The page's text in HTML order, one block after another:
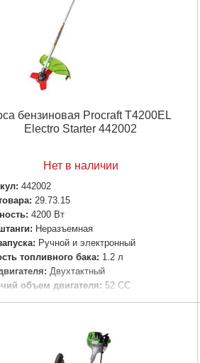
бензиновая Procraft T4200EL
Electro Starter 442002
Нет в наличии
442002
29.73.15
4200 Вт
Неразъемная
Ручной и электронный
топливного бака: 1.2 л
Двухтактный
объем двигателя: 52 СС
диаметр режущего ножа: 254
28 мм